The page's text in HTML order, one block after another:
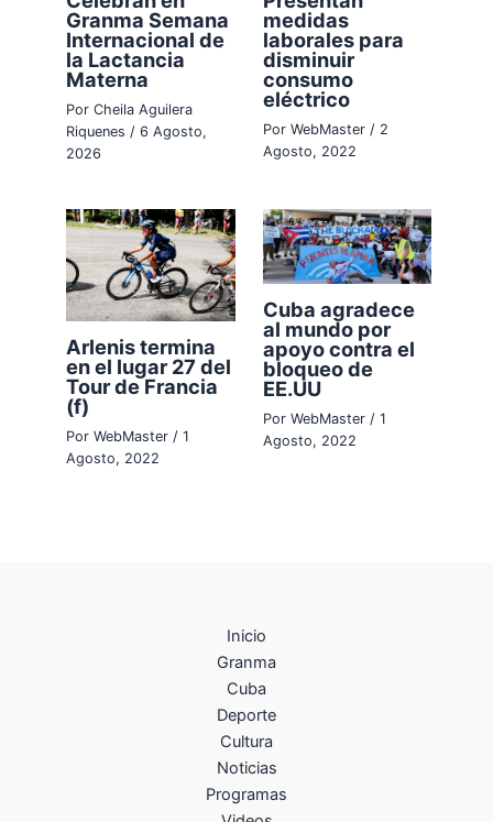
Granma Semana
Internacional de
la Lactancia
Materna
PorCheila Aguilera
Riquenes/6 Agosto,
2026
medidas
laborales para
disminuir
consumo
eléctrico
Por WebMaster / 2
Agosto, 2022
Arlenis termina
en el lugar 27 del
Tour de Francia
(f)
PorWebMaster/1
Agosto, 2022
Cuba agradece
al mundo por
apoyo contra el
bloqueo de
EE.UU
Por WebMaster / 1
Agosto, 2022
Inicio
Granma
Cuba
Deporte
Cultura
Noticias
Programas